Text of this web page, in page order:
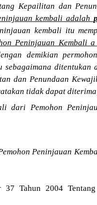
Kepailitan dan
kembali adalah
kembali itu
Peninjauan Kembali
demikian
ditentukan
dan Penundaan
tidak dapat
dari Pemohon
Peninjauan
37 Tahun 2004